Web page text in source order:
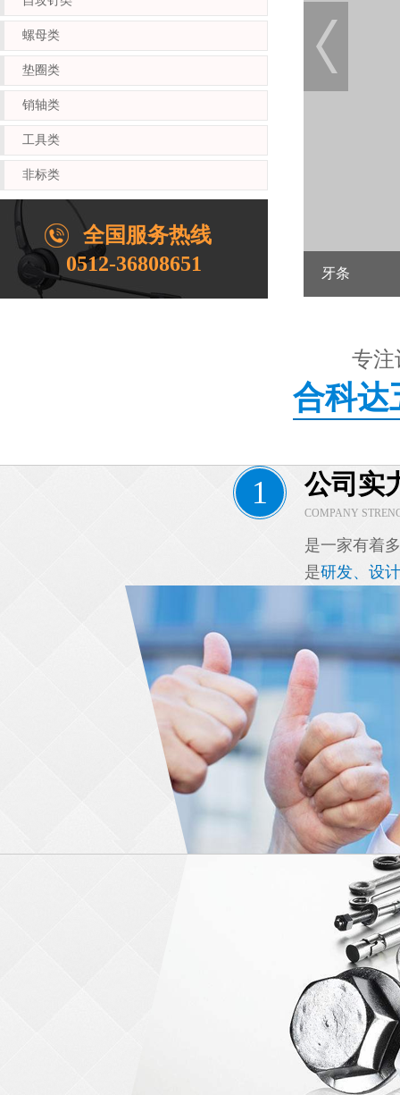
螺母类
垫圈类
销轴类
工具类
非标类
全国服务热线
0512-36808651
牙条
专注
合科达
1 公司实
COMPANY
是一家有着
是研发、设